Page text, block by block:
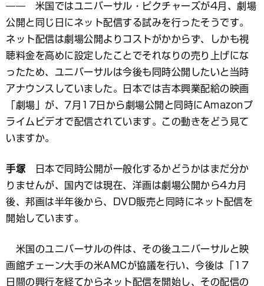
―― 米国ではユニバーサル・ピクチャーズが4月、劇場
公開と同じ日にネット配信する試みを行ったそうです。
ネット配信は劇場公開よりコストがかからず、しかも視
聴料金を高めに設定したことでそれなりの売り上げにな
ったため、ユニバーサルは今後も同時公開したいと当時
アナウンスしていました。日本では吉本興業配給の映画
「劇場」が、7月17日から劇場公開と同時にAmazonプ
ライムビデオで配信されています。この動きをどう見て
いますか。
手塚 日本で同時公開が一般化するかどうかはまだ分か
りませんが、国内では現在、洋画は劇場公開から4カ月
後、邦画は半年後から、DVD販売と同時にネット配信を
開始しています。
米国のユニバーサルの件は、その後ユニバーサルと映
画館チェーン大手の米AMCが協議を行い、今後は「17
日間の興行を経てからネット配信を開始し、その配信の